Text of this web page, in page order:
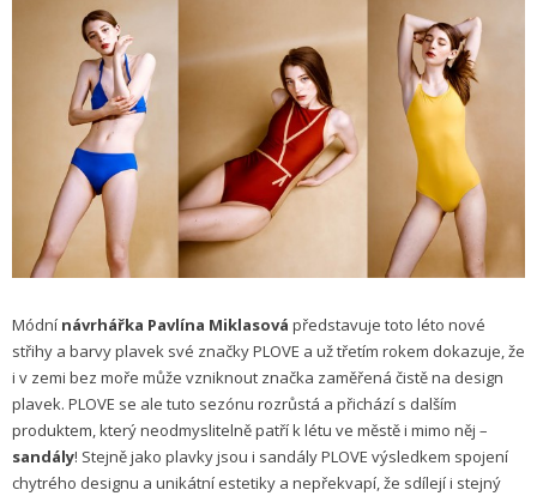
Módní návrhářka Pavlína Miklasová představuje toto léto nové
střihy a barvy plavek své značky PLOVE a už třetím rokem dokazuje, že
i v zemi bez moře může vzniknout značka zaměřená čistě na design
plavek. PLOVE se ale tuto sezónu rozrůstá a přichází s dalším
produktem, který neodmyslitelně patří k létu ve městě i mimo něj –
sandály! Stejně jako plavky jsou i sandály PLOVE výsledkem spojení
chytrého designu a unikátní estetiky a nepřekvapí, že sdílejí i stejný